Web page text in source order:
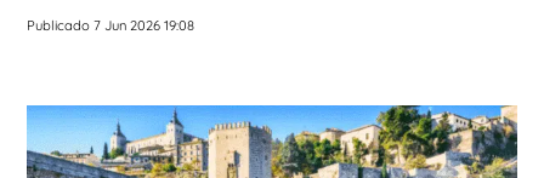
Publicado 7 Jun 2026 19:08